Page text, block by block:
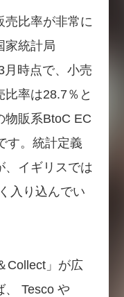
売比率が非常に
家統計局
月時点で、小売
率は28.7％と
物販系BtoC EC
す。統計定義
、イギリスでは
入り込んでい
Collect」が広
、 Tesco や